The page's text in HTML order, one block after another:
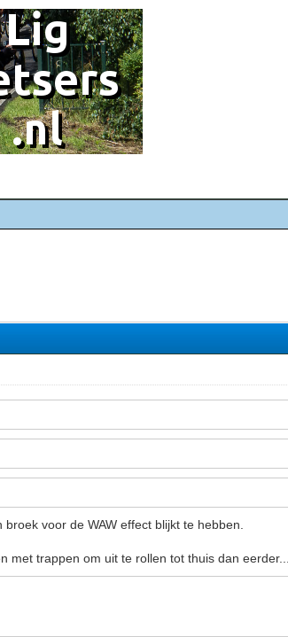
voor de WAW effect blijkt te hebben.
met trappen om uit te rollen tot thuis dan eerder....